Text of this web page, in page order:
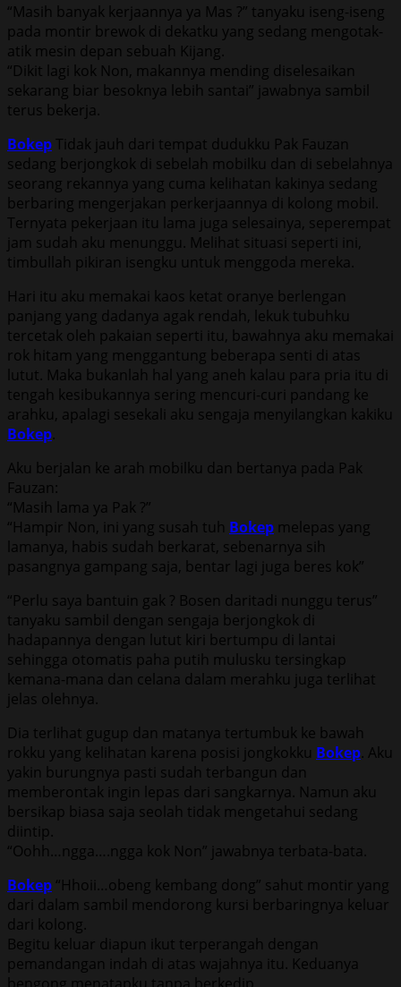
“Masih banyak kerjaannya ya Mas ?” tanyaku iseng-iseng
pada montir brewok di dekatku yang sedang mengotak-
atik mesin depan sebuah Kijang.
“Dikit lagi kok Non, makannya mending diselesaikan
sekarang biar besoknya lebih santai” jawabnya sambil
terus bekerja.
Bokep Tidak jauh dari tempat dudukku Pak Fauzan
sedang berjongkok di sebelah mobilku dan di sebelahnya
seorang rekannya yang cuma kelihatan kakinya sedang
berbaring mengerjakan perkerjaannya di kolong mobil.
Ternyata pekerjaan itu lama juga selesainya, seperempat
jam sudah aku menunggu. Melihat situasi seperti ini,
timbullah pikiran isengku untuk menggoda mereka.
Hari itu aku memakai kaos ketat oranye berlengan
panjang yang dadanya agak rendah, lekuk tubuhku
tercetak oleh pakaian seperti itu, bawahnya aku memakai
rok hitam yang menggantung beberapa senti di atas
lutut. Maka bukanlah hal yang aneh kalau para pria itu di
tengah kesibukannya sering mencuri-curi pandang ke
arahku, apalagi sesekali aku sengaja menyilangkan kakiku
Bokep.
Aku berjalan ke arah mobilku dan bertanya pada Pak
Fauzan:
“Masih lama ya Pak ?”
“Hampir Non, ini yang susah tuh Bokep melepas yang
lamanya, habis sudah berkarat, sebenarnya sih
pasangnya gampang saja, bentar lagi juga beres kok”
“Perlu saya bantuin gak ? Bosen daritadi nunggu terus”
tanyaku sambil dengan sengaja berjongkok di
hadapannya dengan lutut kiri bertumpu di lantai
sehingga otomatis paha putih mulusku tersingkap
kemana-mana dan celana dalam merahku juga terlihat
jelas olehnya.
Dia terlihat gugup dan matanya tertumbuk ke bawah
rokku yang kelihatan karena posisi jongkokku Bokep. Aku
yakin burungnya pasti sudah terbangun dan
memberontak ingin lepas dari sangkarnya. Namun aku
bersikap biasa saja seolah tidak mengetahui sedang
diintip.
“Oohh…ngga….ngga kok Non” jawabnya terbata-bata.
Bokep “Hhoii…obeng kembang dong” sahut montir yang
dari dalam sambil mendorong kursi berbaringnya keluar
dari kolong.
Begitu keluar diapun ikut terperangah dengan
pemandangan indah di atas wajahnya itu. Keduanya